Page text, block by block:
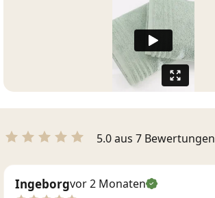
5.0 aus 7 Bewertungen
Ingeborgvor 2 Monaten